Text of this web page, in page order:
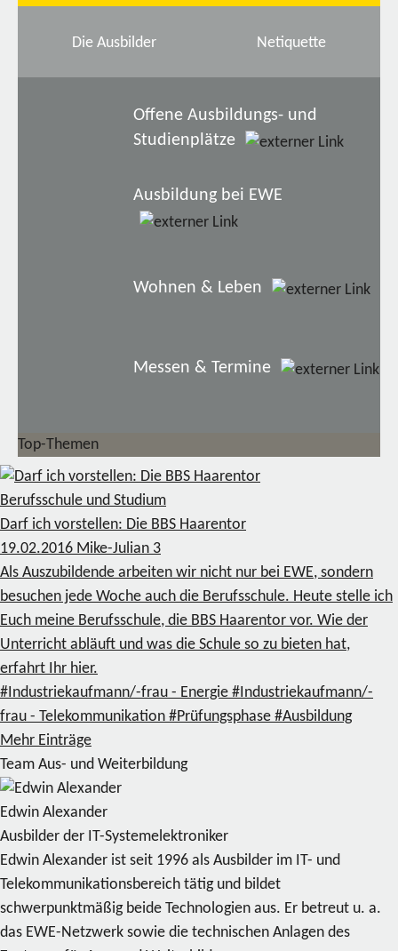
Die Ausbilder Netiquette
Offene Ausbildungs- und
Studienplätze
Ausbildung bei EWE
Wohnen & Leben
Messen & Termine
Top-Themen
Berufsschule und Studium
Darf ich vorstellen: Die BBS Haarentor
19.02.2016 Mike-Julian 3
Als Auszubildende arbeiten wir nicht nur bei EWE, sondern
besuchen jede Woche auch die Berufsschule. Heute stelle ich
Euch meine Berufsschule, die BBS Haarentor vor. Wie der
Unterricht abläuft und was die Schule so zu bieten hat,
erfahrt Ihr hier.
#Industriekaufmann/-frau - Energie #Industriekaufmann/-
frau - Telekommunikation #Prüfungsphase #Ausbildung
Mehr Einträge
Team Aus- und Weiterbildung
Edwin Alexander
Ausbilder der IT-Systemelektroniker
Edwin Alexander ist seit 1996 als Ausbilder im IT- und
Telekommunikationsbereich tätig und bildet
schwerpunktmäßig beide Technologien aus. Er betreut u. a.
das EWE-Netzwerk sowie die technischen Anlagen des